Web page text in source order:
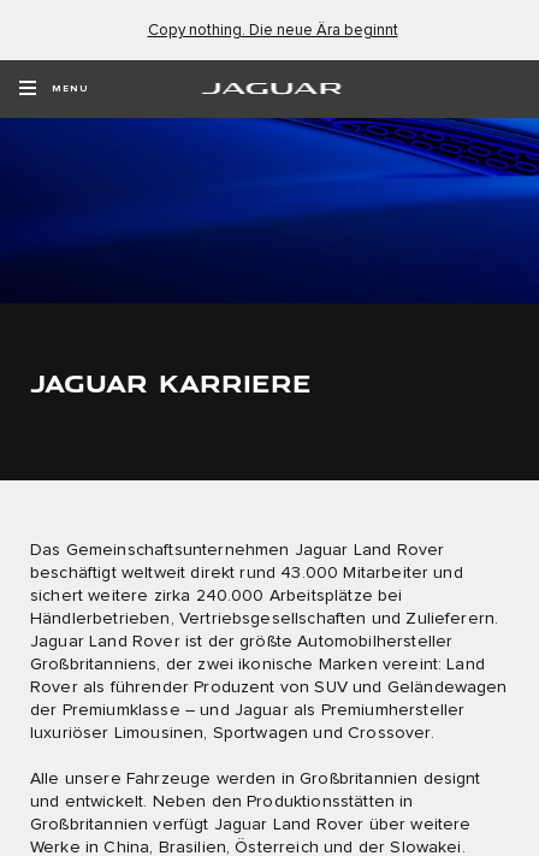
Copy nothing. Die neue Ära beginnt
MENU
JAGUAR KARRIERE
Das Gemeinschaftsunternehmen Jaguar Land Rover
beschäftigt weltweit direkt rund 43.000 Mitarbeiter und
sichert weitere zirka 240.000 Arbeitsplätze bei
Händlerbetrieben, Vertriebsgesellschaften und Zulieferern.
Jaguar Land Rover ist der größte Automobilhersteller
Großbritanniens, der zwei ikonische Marken vereint: Land
Rover als führender Produzent von SUV und Geländewagen
der Premiumklasse – und Jaguar als Premiumhersteller
luxuriöser Limousinen, Sportwagen und Crossover.
Alle unsere Fahrzeuge werden in Großbritannien designt
und entwickelt. Neben den Produktionsstätten in
Großbritannien verfügt Jaguar Land Rover über weitere
Werke in China, Brasilien, Österreich und der Slowakei.